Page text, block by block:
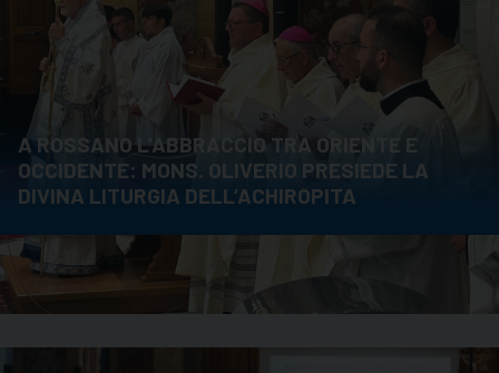
A ROSSANO L’ABBRACCIO TRA ORIENTE E
OCCIDENTE: MONS. OLIVERIO PRESIEDE LA
DIVINA LITURGIA DELL’ACHIROPITA